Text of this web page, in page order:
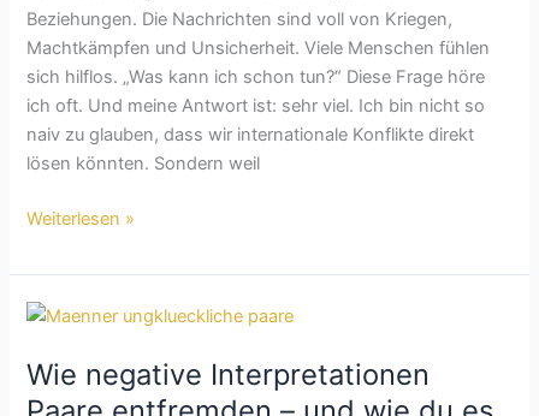
Beziehungen. Die Nachrichten sind voll von Kriegen,
Machtkämpfen und Unsicherheit. Viele Menschen fühlen
sich hilflos. „Was kann ich schon tun?“ Diese Frage höre
ich oft. Und meine Antwort ist: sehr viel. Ich bin nicht so
naiv zu glauben, dass wir internationale Konflikte direkt
lösen könnten. Sondern weil
sondern
in
deinen
Beziehungen
Weiterlesen »
Wie negative Interpretationen
Wie
Interpretationen
Paare